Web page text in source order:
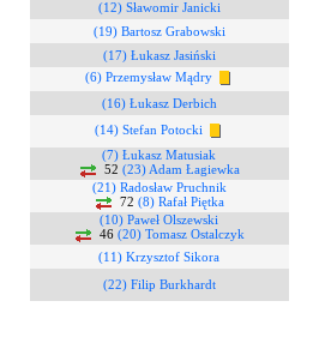
(12) Sławomir Janicki
(19) Bartosz Grabowski
(17) Łukasz Jasiński
(6) Przemysław Mądry
(16) Łukasz Derbich
(14) Stefan Potocki
(7) Łukasz Matusiak
52 (23) Adam Łagiewka
(21) Radosław Pruchnik
72 (8) Rafał Piętka
(10) Paweł Olszewski
46 (20) Tomasz Ostalczyk
(11) Krzysztof Sikora
(22) Filip Burkhardt